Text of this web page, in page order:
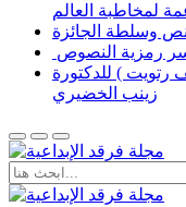
وسلطة الجائزة
رمزية النصوص
رتويت ) للدكتورة
زينب الخضيري